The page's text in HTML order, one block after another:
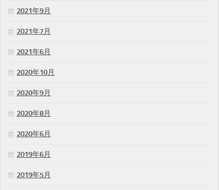
2021年9月
2021年7月
2021年6月
2020年10月
2020年9月
2020年8月
2020年6月
2019年6月
2019年5月